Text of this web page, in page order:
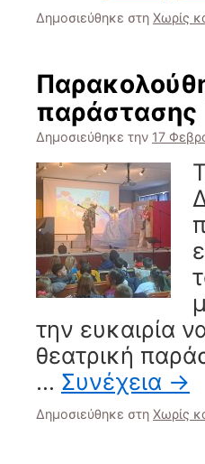
Δημοσιεύθηκε στη Χωρίς
παράστασης
Δημοσιεύθηκε την 17
την ευκαιρία
θεατρική
… Συνέχεια →
Δημοσιεύθηκε στη Χωρίς